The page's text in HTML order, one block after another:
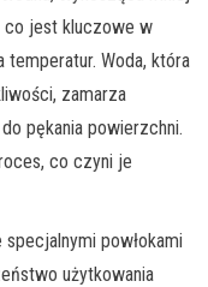
co jest kluczowe w
temperatur. Woda, która
zamarza
pękania powierzchni.
co czyni je
powłokami
użytkowania